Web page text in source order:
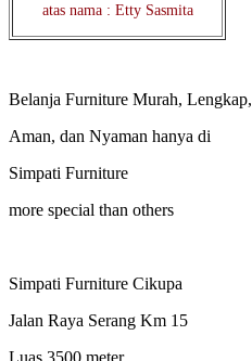
atas nama : Etty Sasmita
Belanja Furniture Murah, Lengkap,
Aman, dan Nyaman hanya di
Simpati Furniture
more special than others
Simpati Furniture Cikupa
Jalan Raya Serang Km 15
Luas 3500 meter